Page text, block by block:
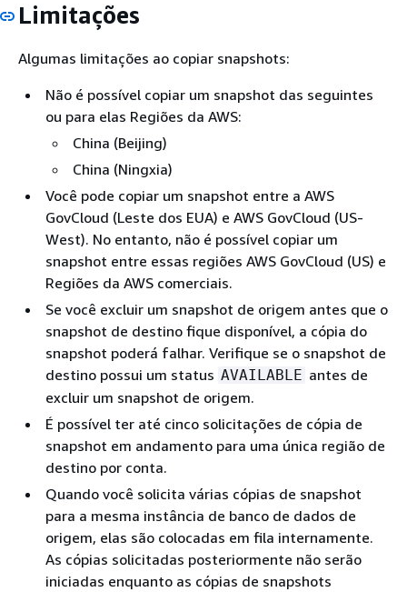
Limitações
Algumas limitações ao copiar snapshots:
Não é possível copiar um snapshot das seguintes
ou para elas Regiões da AWS:
China (Beijing)
China (Ningxia)
Você pode copiar um snapshot entre a AWS
GovCloud (Leste dos EUA) e AWS GovCloud (US-
West). No entanto, não é possível copiar um
snapshot entre essas regiões AWS GovCloud (US) e
Regiões da AWS comerciais.
Se você excluir um snapshot de origem antes que o
snapshot de destino fique disponível, a cópia do
snapshot poderá falhar. Verifique se o snapshot de
destino possui um status AVAILABLE antes de
excluir um snapshot de origem.
É possível ter até cinco solicitações de cópia de
snapshot em andamento para uma única região de
destino por conta.
Quando você solicita várias cópias de snapshot
para a mesma instância de banco de dados de
origem, elas são colocadas em fila internamente.
As cópias solicitadas posteriormente não serão
iniciadas enquanto as cópias de snapshots